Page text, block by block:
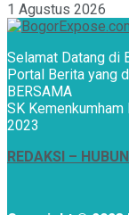
1 Agustus 2026
Selamat Datang di
Portal Berita yang
BERSAMA
SK Kemenkumham
2023
REDAKSI –